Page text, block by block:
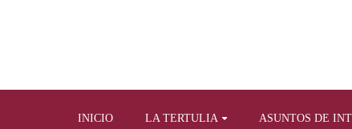
INICIO LA TERTULIA ASUNTOS DE